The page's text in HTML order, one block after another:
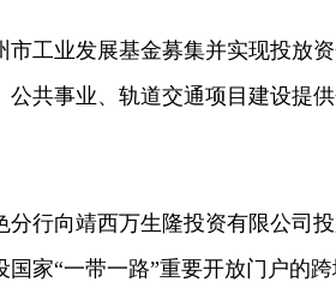
业发展基金募集并实现投放资
共事业、轨道交通项目建设提
向靖西万生隆投资有限公司
家“一带一路”重要开放门户的跨